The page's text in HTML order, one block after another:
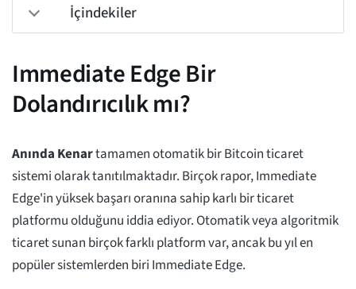
İçindekiler
Immediate Edge Bir
Dolandırıcılık mı?
Anında Kenartamamen otomatik bir Bitcoin ticaret
sistemi olarak tanıtılmaktadır. Birçok rapor, Immediate
Edge'in yüksek başarı oranına sahip karlı bir ticaret
platformu olduğunu iddia ediyor. Otomatik veya algoritmik
ticaret sunan birçok farklı platform var, ancak bu yıl en
popüler sistemlerden biri Immediate Edge.